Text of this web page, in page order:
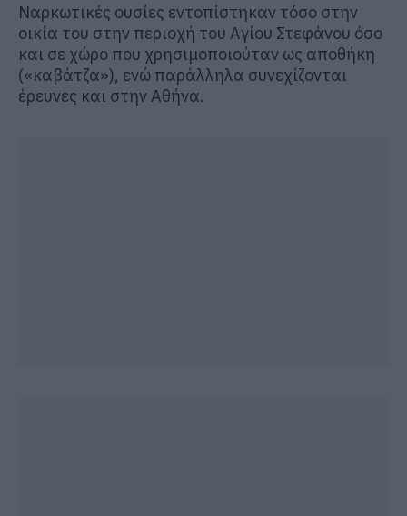
Ναρκωτικές ουσίες εντοπίστηκαν τόσο στην
οικία του στην περιοχή του Αγίου Στεφάνου όσο
και σε χώρο που χρησιμοποιούταν ως αποθήκη
(«καβάτζα»), ενώ παράλληλα συνεχίζονται
έρευνες και στην Αθήνα.